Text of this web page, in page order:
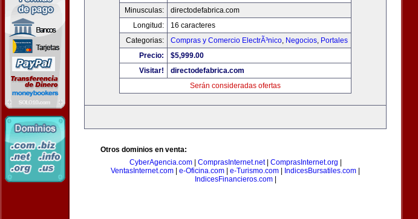
Minusculas:
directodefabrica.com
Longitud:
16 caracteres
Categorias:
Compras y Comercio ElectrÃ³nico, Negocios, Portales
Precio:
$5,999.00
Visitar!
directodefabrica.com
Serán consideradas ofertas
Otros dominios en venta:
CyberAgencia.com| ComprasInternet.net| ComprasInternet.org
VentasInternet.com
e-Oficina.com e-Turismo.com IndicesBursatiles.com
IndicesFinancieros.com|